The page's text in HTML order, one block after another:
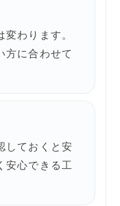
わります。
方に合わせて
しておくと安
安心できる工